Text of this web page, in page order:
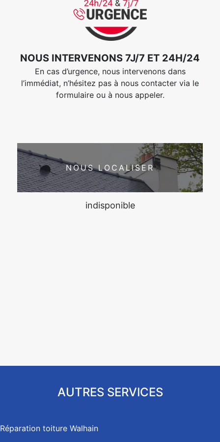
NOUS INTERVENONS 7J/7 ET 24H/24
En cas d’urgence, nous intervenons dans
l’immédiat, n’hésitez pas à nous contacter via le
formulaire ou à nous appeler.
NOUS LOCALISER
indisponible
AUTRES SERVICES
Réparation toiture Walhain